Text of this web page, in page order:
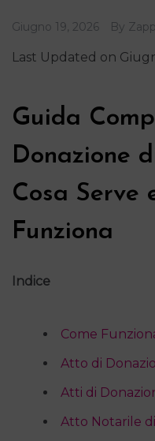
Giugno 19, 2026 By
Last Updated on
Guida
Donazione
Cosa Serve
Funziona
Indice
Come
Atto di
Atti di
Atto Notarile